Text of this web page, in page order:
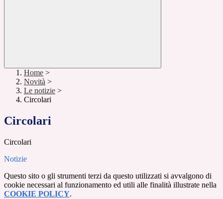
Home >
Novità >
Le notizie >
Circolari
Circolari
Circolari
Notizie
Questo sito o gli strumenti terzi da questo utilizzati si avvalgono di
cookie necessari al funzionamento ed utili alle finalità illustrate nella
COOKIE POLICY.